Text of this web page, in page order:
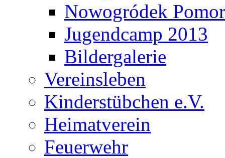
Nowogródek
Jugendcamp 2013
Bildergalerie
Vereinsleben
Kinderstübchen e.V.
Heimatverein
Feuerwehr